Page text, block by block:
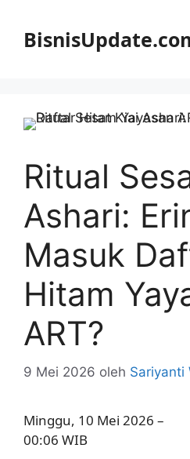
Ritual
Ashari:
Masuk
Hitam
ART?
9 Mei 2026 oleh Sariyanti
Minggu, 10 Mei 2026 –
00:06 WIB